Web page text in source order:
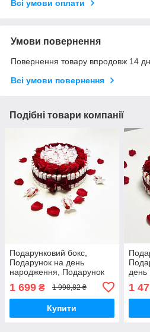
Всі умови оплати
Умови повернення
Повернення товару впродовж 14
Всі умови повернення
Подібні товари компанії
Подарунковий бокс,
Подарунок на день
народження, Подарунок
дівчині, Подарунок мамі,
Подарунок дружині
1 699 ₴ 1 998,82 ₴
Купити
день
1